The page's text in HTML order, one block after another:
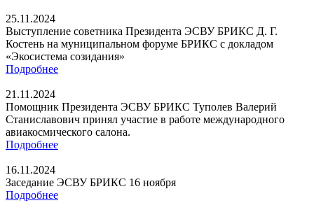
25.11.2024
Выступление советника Президента ЭСВУ БРИКС Д. Г.
Костень на муниципальном форуме БРИКС с докладом
«Экосистема созидания»
Подробнее
21.11.2024
Помощник Президента ЭСВУ БРИКС Туполев Валерий
Станиславович принял участие в работе международного
авиакосмического салона.
Подробнее
16.11.2024
Заседание ЭСВУ БРИКС 16 ноября
Подробнее